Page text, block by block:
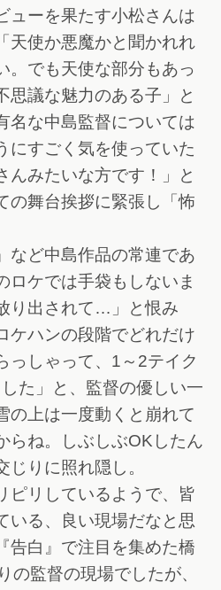
ューを果たす小松さんは
天使か悪魔かと聞かれれ
。でも天使な部分もあっ
議な魅力のある子」と
名な中島監督については
にすごく気を使っていた
んみたいな方です！」と
の舞台挨拶に緊張し「怖
など中島作品の常連であ
ロケでは手袋もしないま
り出されて…」と恨み
ケハンの段階でどれだけ
っしゃって、1～2テイク
た」と、監督の優しい一
の上は一度動くと崩れて
らね。しぶしぶOKしたん
りに照れ隠し。
ピリしているようで、皆
いる、良い現場だなと思
告白』で注目を集めた橋
の監督の現場でしたが、